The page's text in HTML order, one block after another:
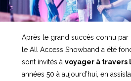
Après le grand succès connu
le All Access Showband a été
sont invités à voyager à travers
années 50 à aujourd’hui, en